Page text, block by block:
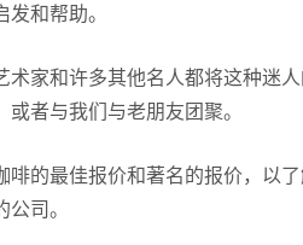
和帮助。
术家和许多其他名人都将这种迷
者与我们与老朋友团聚。
啡的最佳报价和著名的报价，以
司。